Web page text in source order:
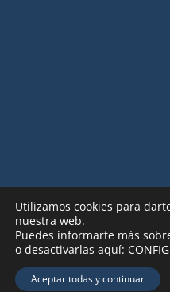
Copyright2026 - Consoft |Aviso
Política de Cookies|Seguridad
Utilizamos cookies para
nuestra web.
Puedes informarte más
o desactivarlas aquí:
Aceptar todas y continuar